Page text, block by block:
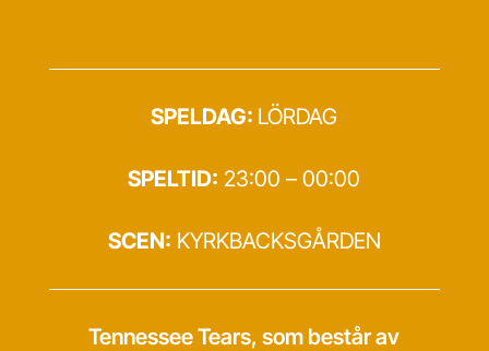
SPELDAG: LÖRDAG
SPELTID: 23:00 – 00:00
SCEN: KYRKBACKSGÅRDEN
Tennessee Tears, som består av